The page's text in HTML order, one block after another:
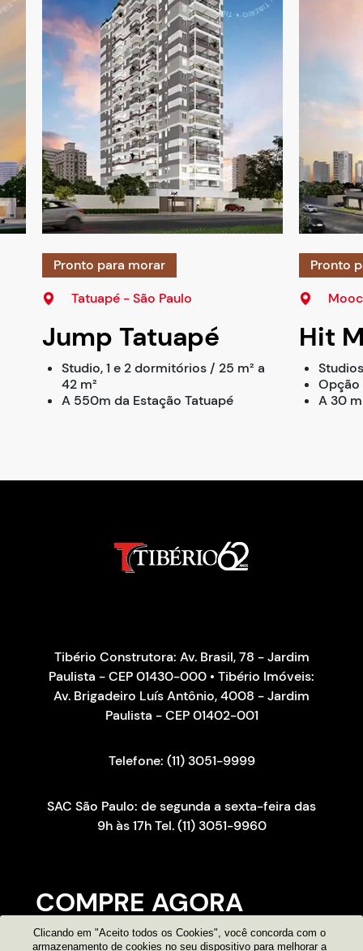
Pronto para morar
Tatuapé - São Paulo
Jump Tatuapé
Studio, 1 e 2 dormitórios / 25 m² a
42 m²
A 550m da Estação Tatuapé
Pronto
Hit
Opção
A 30
COMPRE AGORA
Consultor on-line
Tibério Construtora: Av. Brasil, 78 - Jardim
Paulista - CEP 01430-000 • Tibério Imóveis:
Av. Brigadeiro Luís Antônio, 4008 - Jardim
Paulista - CEP 01402-001
Telefone: (11) 3051-9999
SAC São Paulo: de segunda a sexta-feira das
9h às 17h Tel. (11) 3051-9960
Clicando em "Aceito todos os Cookies", você concorda com o
armazenamento de cookies no seu dispositivo para melhorar a